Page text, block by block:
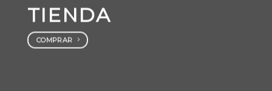
TIENDA
COMPRAR